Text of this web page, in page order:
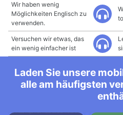
Wir haben wenig
Möglichkeiten Englisch zu
verwenden.
Versuchen wir etwas, das
ein wenig einfacher ist
Laden Sie unsere
alle am häufigsten